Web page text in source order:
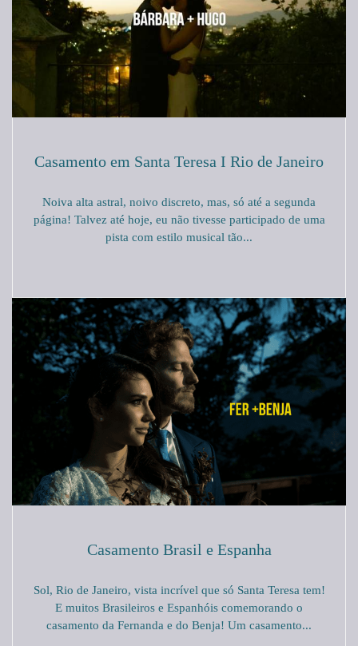
Casamento em Santa Teresa I Rio de Janeiro
Noiva alta astral, noivo discreto, mas, só até a segunda
página! Talvez até hoje, eu não tivesse participado de uma
pista com estilo musical tão...
Casamento Brasil e Espanha
Sol, Rio de Janeiro, vista incrível que só Santa Teresa tem!
E muitos Brasileiros e Espanhóis comemorando o
casamento da Fernanda e do Benja! Um casamento...